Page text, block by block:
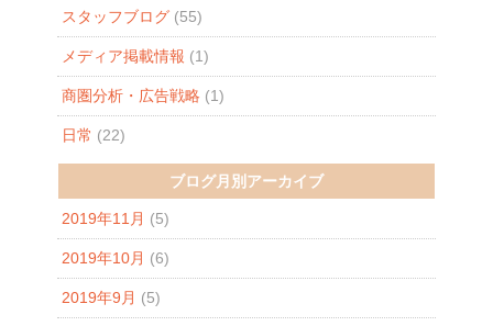
スタッフブログ(55)
メディア掲載情報 (1)
商圏分析・広告戦略 (1)
日常 (22)
ブログ月別アーカイブ
2019年11月 (5)
2019年10月 (6)
2019年9月 (5)